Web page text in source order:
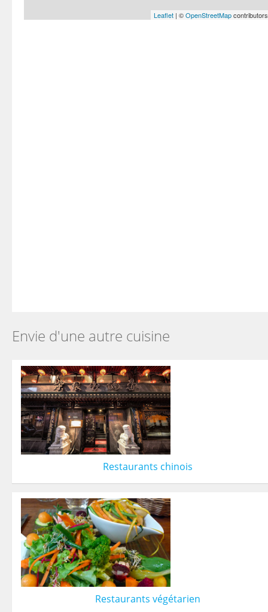
Leaflet | ©OpenStreetMapcontributors
Envie d'une autre cuisine
Restaurants chinois
Restaurants végétarien